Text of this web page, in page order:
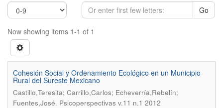
Go
Now showing items 1-1 of 1
Cohesión Social y Ordenamiento Ecológico en un Municipio
Rural del Sureste Mexicano
Castillo,Teresita; Carrillo,Carlos; Echeverría,Rebelín;
Fuentes,José. Psicoperspectivas v.11 n.1 2012